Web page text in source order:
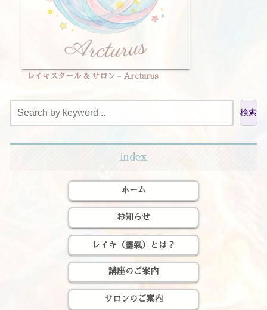
レイキスクール & サロン - Arcturus
検索
index
ホーム
お知らせ
レイキ（靈氣）とは？
講座のご案内
サロンのご案内